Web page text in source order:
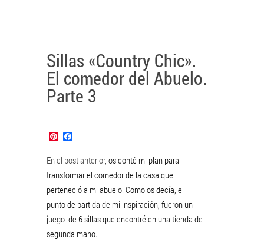
Sillas «Country Chic».
El comedor del Abuelo.
Parte 3
Pinterest
En el post anterior, os conté mi plan para
transformar el comedor de la casa que
perteneció a mi abuelo. Como os decía, el
punto de partida de mi inspiración, fueron un
juego de 6 sillas que encontré en una tienda de
segunda mano.